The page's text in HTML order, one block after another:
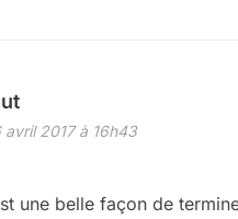
avril 2017 à 16h43
une belle façon de